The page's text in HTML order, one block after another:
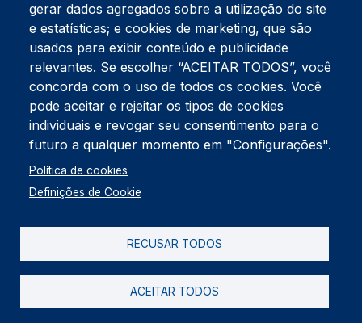
Endereço Postal
Apartado 42
Rua Gil Eanes 31
3834-908 Gafanha da Nazaré
Estúdios
Rua Prior Guerra
Edifício do Centro Cultural da Gafanha da Nazaré
3830-556 Gafanha da Nazaré
Rodapé
Cookies
Política de Privacidade
gerar dados agregados sobre a utilização do site
e estatísticas; e cookies de marketing, que são
usados para exibir conteúdo e publicidade
relevantes. Se escolher “ACEITAR TODOS”, você
concorda com o uso de todos os cookies. Você
pode aceitar e rejeitar os tipos de cookies
individuais e revogar seu consentimento para o
futuro a qualquer momento em "Configurações".
Política de cookies
Definições de Cookie
RECUSAR TODOS
ACEITAR TODOS